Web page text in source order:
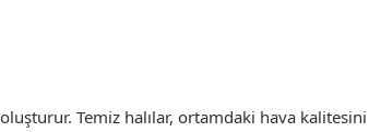
Temiz halılar, ortamdaki hava kalitesini